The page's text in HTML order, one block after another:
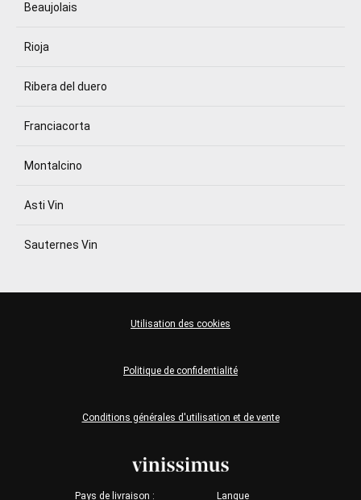
Beaujolais
Rioja
Ribera del duero
Franciacorta
Montalcino
Asti Vin
Sauternes Vin
Pays de livraison : Langue
Conditions générales d'utilisation et de vente
Politique de confidentialité
Utilisation des cookies